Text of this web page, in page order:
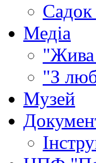
Садок
Медіа
"Жива
"З
Музей